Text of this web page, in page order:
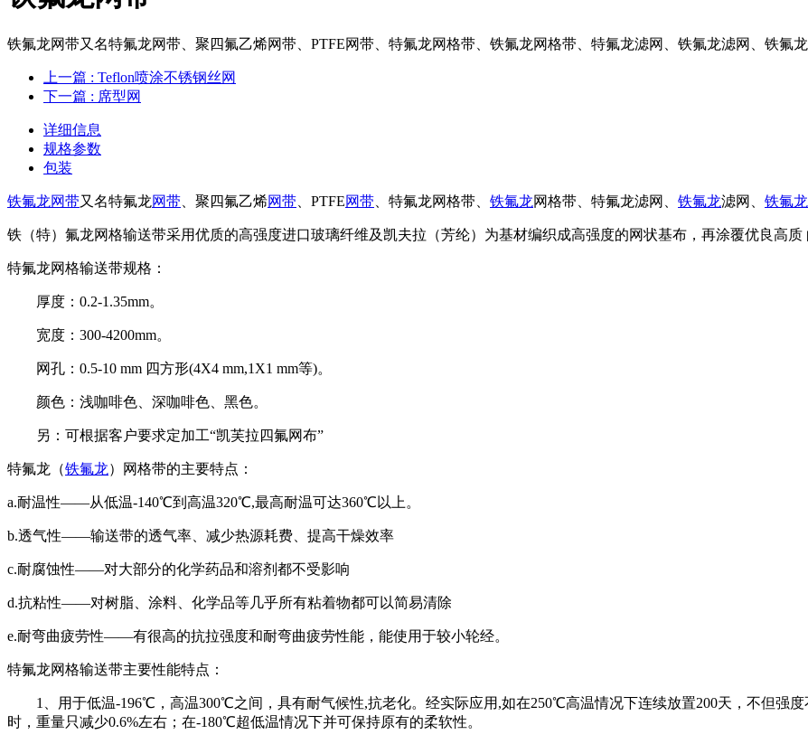
铁氟龙网带又名特氟龙网带、聚四氟乙烯网带、PTFE网带、特氟龙网格带、铁氟龙网格带、特氟龙滤网、铁氟龙滤网、铁氟龙
上一篇 : ​Teflon喷涂不锈钢丝网
下一篇 : 席型网
详细信息
规格参数
包装
铁氟龙网带又名特氟龙网带 、聚四氟乙烯网带 、PTFE网带 、特氟龙网格带、 铁氟龙网格带、特氟龙滤网、 铁氟龙滤网、 铁氟龙
铁（特）氟龙网格输送带采用优质的高强度进口玻璃纤维及凯夫拉（芳纶）为基材编织成高强度的网状基布，再涂覆优良高质
特氟龙网格输送带规格：
厚度：0.2-1.35mm。
宽度：300-4200mm。
网孔：0.5-10 mm 四方形(4X4 mm,1X1 mm等)。
颜色：浅咖啡色、深咖啡色、黑色。
另：可根据客户要求定加工“凯芙拉四氟网布”
特氟龙（铁氟龙）网格带的主要特点：
a.耐温性——从低温-140℃到高温320℃,最高耐温可达360℃以上。
b.透气性——输送带的透气率、减少热源耗费、提高干燥效率
c.耐腐蚀性——对大部分的化学药品和溶剂都不受影响
d.抗粘性——对树脂、涂料、化学品等几乎所有粘着物都可以简易清除
e.耐弯曲疲劳性——有很高的抗拉强度和耐弯曲疲劳性能，能使用于较小轮经。
特氟龙网格输送带主要性能特点：
1、用于低温-196℃，高温300℃之间，具有耐气候性,抗老化。经实际应用,如在250℃高温情况下连续放置200天，不但强度
时，重量只减少0.6%左右；在-180℃超低温情况下并可保持原有的柔软性。